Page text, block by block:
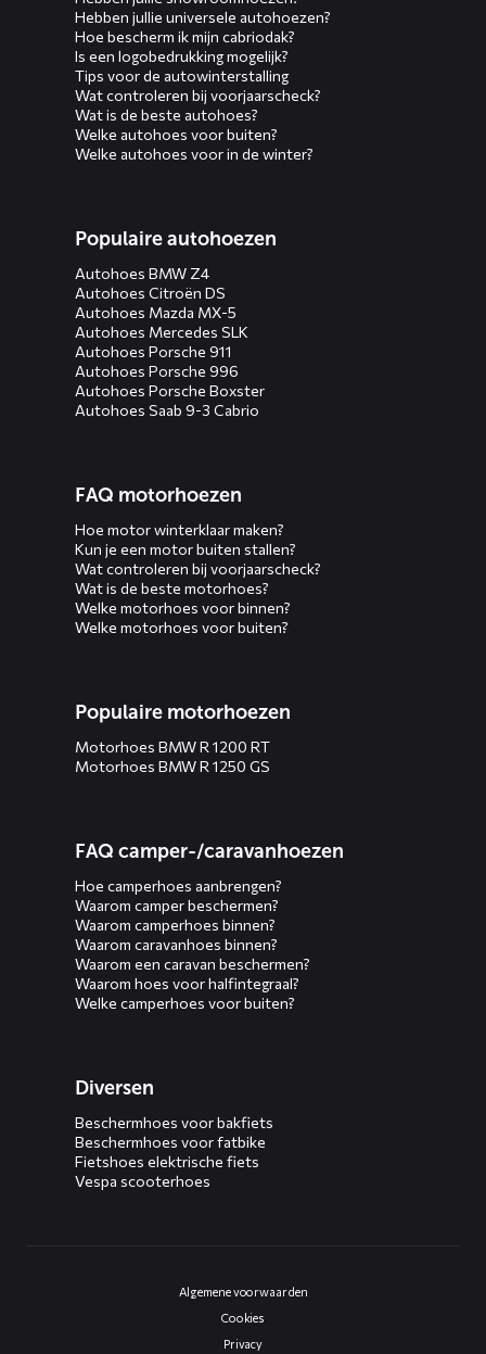
Hebben jullie universele autohoezen?
Hoe bescherm ik mijn cabriodak?
Is een logobedrukking mogelijk?
Tips voor de autowinterstalling
Wat controleren bij voorjaarscheck?
Wat is de beste autohoes?
Welke autohoes voor buiten?
Welke autohoes voor in de winter?
Populaire autohoezen
Autohoes BMW Z4
Autohoes Citroën DS
Autohoes Mazda MX-5
Autohoes Mercedes SLK
Autohoes Porsche 911
Autohoes Porsche 996
Autohoes Porsche Boxster
Autohoes Saab 9-3 Cabrio
FAQ motorhoezen
Hoe motor winterklaar maken?
Kun je een motor buiten stallen?
Wat controleren bij voorjaarscheck?
Wat is de beste motorhoes?
Welke motorhoes voor binnen?
Welke motorhoes voor buiten?
Populaire motorhoezen
Motorhoes BMW R 1200 RT
Motorhoes BMW R 1250 GS
FAQ camper-/caravanhoezen
Hoe camperhoes aanbrengen?
Waarom camper beschermen?
Waarom camperhoes binnen?
Waarom caravanhoes binnen?
Waarom een caravan beschermen?
Waarom hoes voor halfintegraal?
Welke camperhoes voor buiten?
Diversen
Beschermhoes voor bakfiets
Beschermhoes voor fatbike
Fietshoes elektrische fiets
Vespa scooterhoes
Algemene voorwaarden
Cookies
Privacy